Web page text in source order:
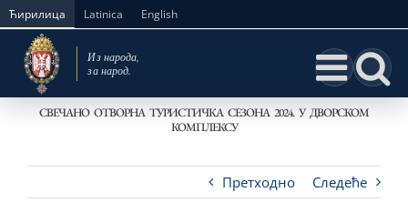
Skip
content
Ћирилица Latinica English
СВЕЧАНО ОТВОРНА ТУРИСТИЧКА СЕЗОНА 2024. У ДВОРСКОМ
КОМПЛЕКСУ
Претходно Следеће